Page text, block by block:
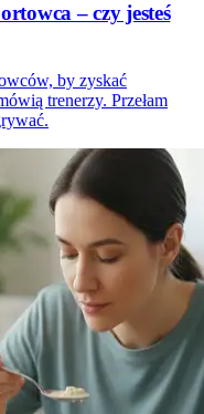
– czy jesteś
by zyskać
trenerzy. Przełam